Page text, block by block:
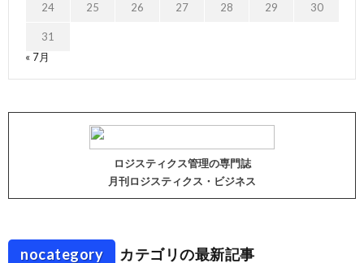
24 25 26 27 28 29 30
31
« 7月
ロジスティクス管理の専門誌
月刊ロジスティクス・ビジネス
nocategory カテゴリの最新記事